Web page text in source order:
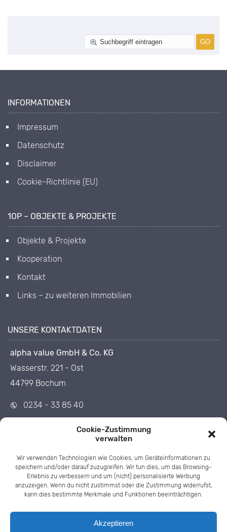
Cookie-Zustimmung
verwalten
Wir verwenden Technologien wie Cookies, um Geräteinformationen zu
speichern und/oder darauf zuzugreifen. Wir tun dies, um das Browsing-
Erlebnis zu verbessern und um (nicht) personalisierte Werbung
anzuzeigen. Wenn du nicht zustimmst oder die Zustimmung widerrufst,
kann dies bestimmte Merkmale und Funktionen beeinträchtigen.
Akzeptieren
INFORMATIONEN
Impressum
Datenschutz
Disclaimer
Cookie-Richtlinie (EU)
1OP – OBJEKTE & PROJEKTE
Objekte & Projekte
Kooperation
Kontakt
Links – zu weiteren Immobilien
UNSERE KONTAKTDATEN
alpha value GmbH & Co. KG
Wasserstr. 221 - Ost
44799 Bochum
0234 - 33 85 40